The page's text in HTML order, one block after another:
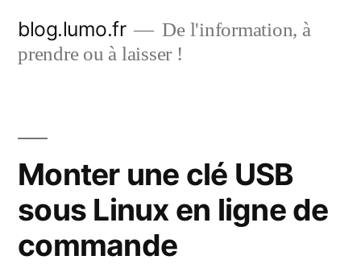
blog.lumo.fr
De l'information, à
prendre ou à laisser !
Monter une clé USB
sous Linux en ligne de
commande